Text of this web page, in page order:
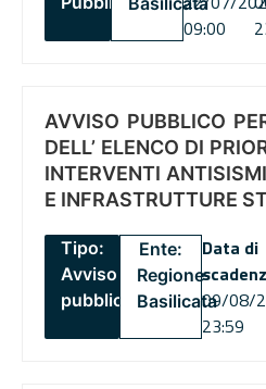
09:00
AVVISO PUBBLICO
DELL’ ELENCO DI
INTERVENTI
E INFRASTRUTTURE
Tipo:
Avviso
pubblico
Ente:
Regione
Basilicata
Data di
09/08/
23:59